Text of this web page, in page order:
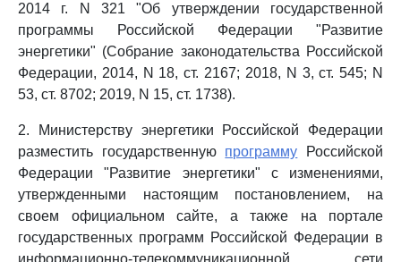
2014 г. N 321 "Об утверждении государственной
программы Российской Федерации "Развитие
энергетики" (Собрание законодательства Российской
Федерации, 2014, N 18, ст. 2167; 2018, N 3, ст. 545; N
53, ст. 8702; 2019, N 15, ст. 1738).
2. Министерству энергетики Российской Федерации
разместить государственную программу Российской
Федерации "Развитие энергетики" с изменениями,
утвержденными настоящим постановлением, на
своем официальном сайте, а также на портале
государственных программ Российской Федерации в
информационно-телекоммуникационной сети